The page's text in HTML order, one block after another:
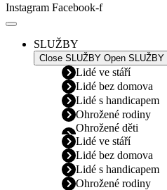
Instagram Facebook-f
SLUŽBY
Close SLUŽBY Open SLUŽBY
Lidé ve stáří
Lidé bez domova
Lidé s handicapem
Ohrožené rodiny
Ohrožené děti
Lidé ve stáří
Lidé bez domova
Lidé s handicapem
Ohrožené rodiny